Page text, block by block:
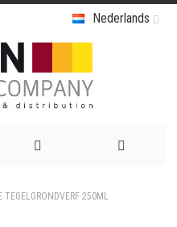
Nederlands
TEGELGRONDVERF 250ML